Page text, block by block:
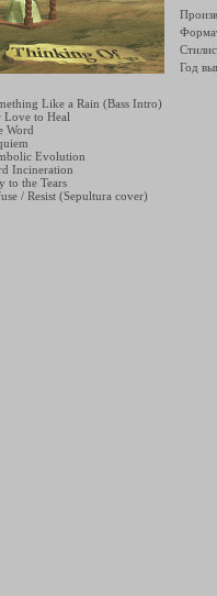
Год
Like a Rain (Bass Intro)
Love to Heal
Word
Evolution
Incineration
to the Tears
/ Resist (Sepultura cover)